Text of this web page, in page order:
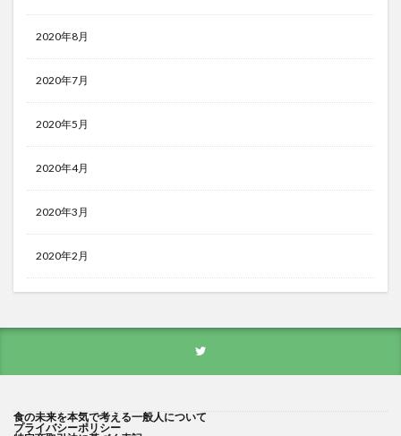
2020年8月
2020年7月
2020年5月
2020年4月
2020年3月
2020年2月
食の未来を本気で考える一般人について
プライバシーポリシー